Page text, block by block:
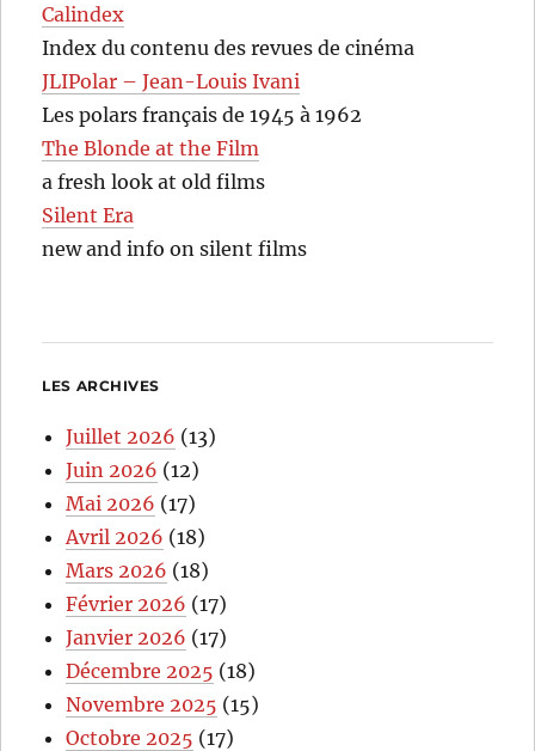
Calindex
Index du contenu des revues de cinéma
JLIPolar – Jean-Louis Ivani
Les polars français de 1945 à 1962
The Blonde at the Film
a fresh look at old films
Silent Era
new and info on silent films
LES ARCHIVES
Juillet 2026 (13)
Juin 2026 (12)
Mai 2026 (17)
Avril 2026 (18)
Mars 2026 (18)
Février 2026 (17)
Janvier 2026 (17)
Décembre 2025 (18)
Novembre 2025 (15)
Octobre 2025 (17)